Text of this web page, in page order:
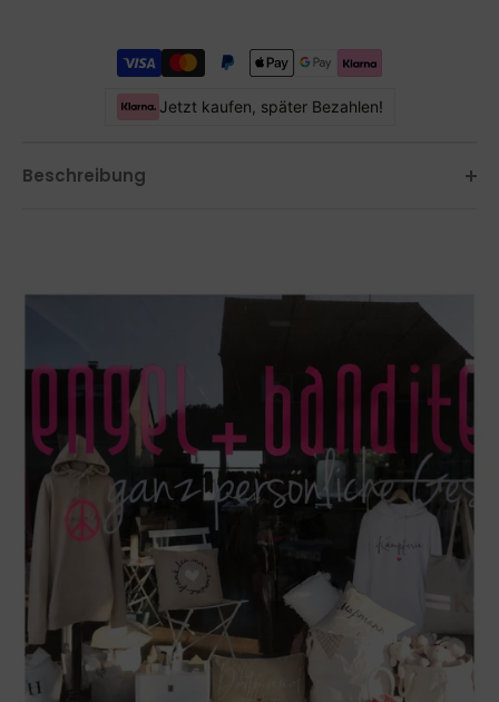
Jetzt kaufen, später Bezahlen!
Beschreibung